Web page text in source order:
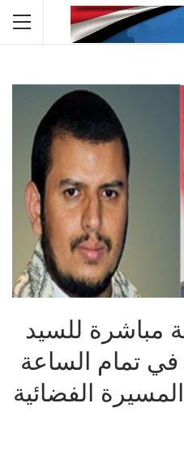
مباشرة للسيد
في تمام الساعة
الفضائية